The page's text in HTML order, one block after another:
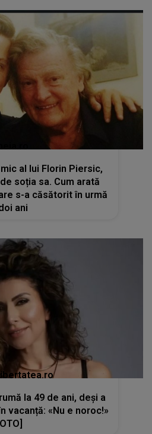
al lui Florin Piersic,
soția sa. Cum arată
s-a căsătorit în urmă
ani
la 49 de ani, deși a
vacanță: «Nu e noroc!»